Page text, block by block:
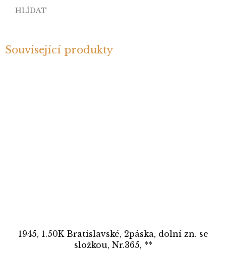
HLÍDAT
Související produkty
1945, 1.50K Bratislavské, 2páska, dolní zn. se
složkou, Nr.365, **